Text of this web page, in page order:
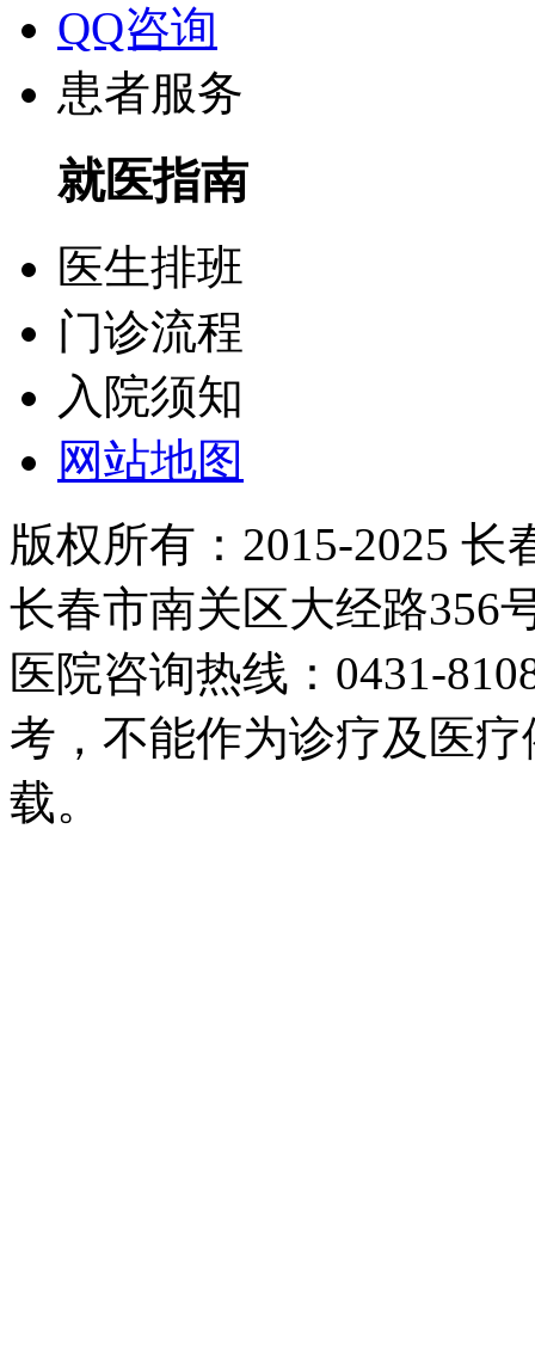
QQ咨询
患者服务
就医指南
医生排班
门诊流程
入院须知
网站地图
版权所有：2015-2025
长春市南关区大经路356
医院咨询热线：0431-
考，不能作为诊疗及医
载。